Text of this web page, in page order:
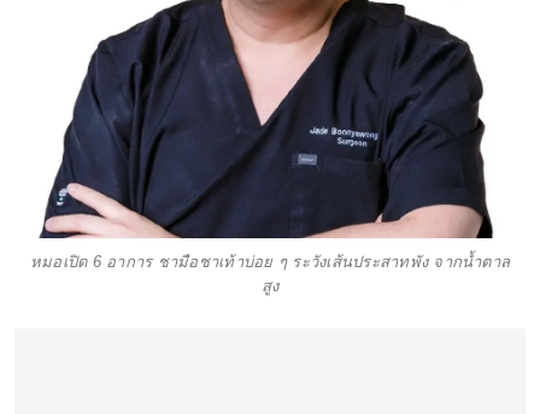
หมอเปิด 6 อาการ ชามือชาเท้าบ่อย ๆ ระวังเส้นประสาทพัง จากน้ำตาล
สูง